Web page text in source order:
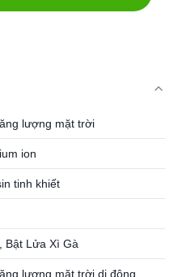
lượng mặt trời
ion
tinh khiết
Bật Lửa Xì Gà
lượng mặt trời di động